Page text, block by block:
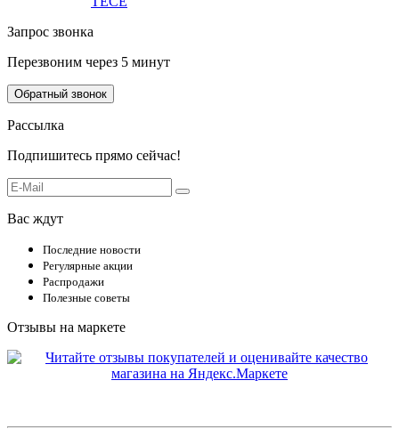
Запрос звонка
Перезвоним через 5 минут
Обратный звонок
Рассылка
Подпишитесь прямо сейчас!
Вас ждут
Последние новости
Регулярные акции
Распродажи
Полезные советы
Отзывы на маркете